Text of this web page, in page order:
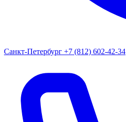
Санкт-Петербург +7 (812) 602-42-34